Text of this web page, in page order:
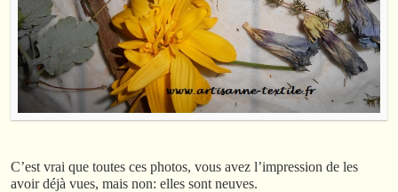
C’est vrai que toutes ces photos, vous avez l’impression de les
avoir déjà vues, mais non: elles sont neuves.